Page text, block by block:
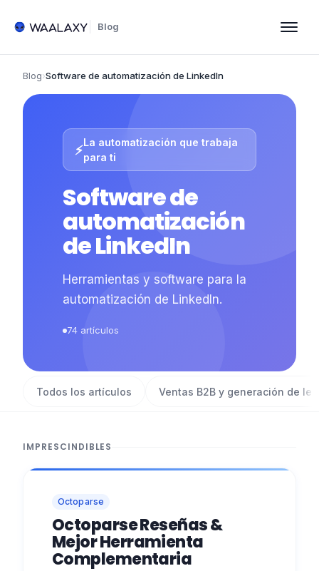
Blog
Blog›Software de automatización de LinkedIn
⚡La automatización que trabaja
para ti
Software de
automatización
de LinkedIn
Herramientas y software para la
automatización de LinkedIn.
74 artículos
Todos los artículos Ventas B2B y generación de
IMPRESCINDIBLES
Octoparse
Octoparse Reseñas &
Mejor Herramienta
Complementaria